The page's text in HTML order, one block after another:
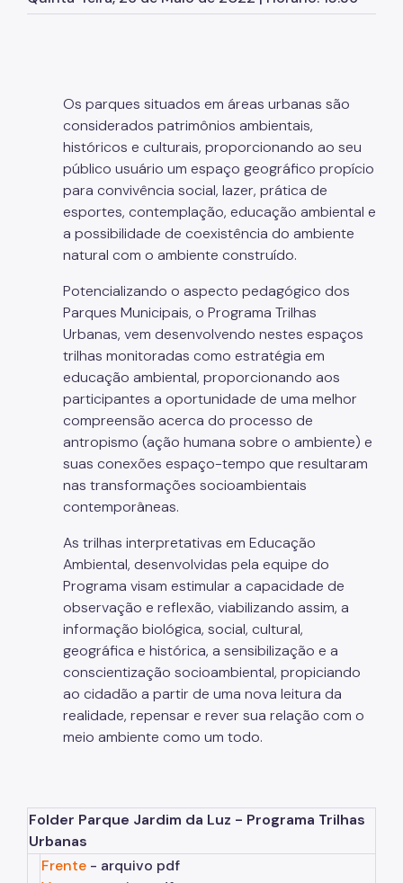
Herbário Municipal
Unidades de Conservação
Trilha Interparques
Viveiros Municipais
Educação Ambiental UMAPAZ
Programação
Planetários
Planejamento Ambiental
Patrimônio Ambiental
Biosampa
Projetos Urbanos
Informações Ambientais
Licenciamento Ambiental
Licenciamento Ambiental Industrial
Licenciamento Ambiental Não-Industrial
Heliponto
Áreas Contaminadas
Estudos Ambientais
Produtos Perigosos
TCA - Termo de Compromisso Ambiental
IPVA
Fiscalização Ambiental
Os parques situados em áreas urbanas são
considerados patrimônios ambientais,
históricos e culturais, proporcionando ao seu
público usuário um espaço geográfico propício
para convivência social, lazer, prática de
esportes, contemplação, educação ambiental e
a possibilidade de coexistência do ambiente
natural com o ambiente construído.
Potencializando o aspecto pedagógico dos
Parques Municipais, o Programa Trilhas
Urbanas, vem desenvolvendo nestes espaços
trilhas monitoradas como estratégia em
educação ambiental, proporcionando aos
participantes a oportunidade de uma melhor
compreensão acerca do processo de
antropismo (ação humana sobre o ambiente) e
suas conexões espaço-tempo que resultaram
nas transformações socioambientais
contemporâneas.
As trilhas interpretativas em Educação
Ambiental, desenvolvidas pela equipe do
Programa visam estimular a capacidade de
observação e reflexão, viabilizando assim, a
informação biológica, social, cultural,
geográfica e histórica, a sensibilização e a
conscientização socioambiental, propiciando
ao cidadão a partir de uma nova leitura da
realidade, repensar e rever sua relação com o
meio ambiente como um todo.
Folder Parque Jardim da Luz - Programa Trilhas
Urbanas
Frente - arquivo pdf